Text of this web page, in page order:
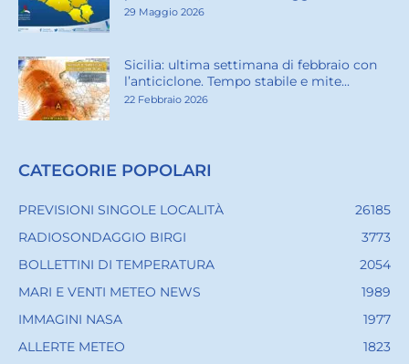
29 Maggio 2026
Sicilia: ultima settimana di febbraio con
l’anticiclone. Tempo stabile e mite...
22 Febbraio 2026
CATEGORIE POPOLARI
PREVISIONI SINGOLE LOCALITÀ
26185
RADIOSONDAGGIO BIRGI
3773
BOLLETTINI DI TEMPERATURA
2054
MARI E VENTI METEO NEWS
1989
IMMAGINI NASA
1977
ALLERTE METEO
1823